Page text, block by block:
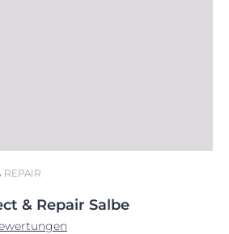
REPAIR
& Repair Salbe